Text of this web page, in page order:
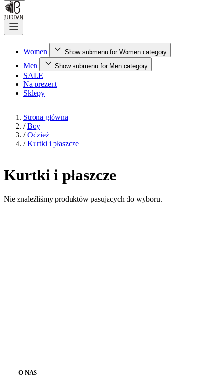
Women Show submenu for Women category
Men Show submenu for Men category
SALE
Na prezent
Sklepy
Strona główna
/ Boy
/ Odzież
/ Kurtki i płaszcze
Kurtki i płaszcze
Nie znaleźliśmy produktów pasujących do wyboru.
O NAS